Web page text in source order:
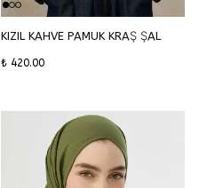
KIZIL KAHVE PAMUK KRAŞ ŞAL
₺ 420.00